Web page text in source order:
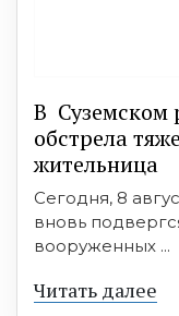
В Суземском
обстрела
жительница
Сегодня, 8
вновь
вооруженных ...
Читать далее